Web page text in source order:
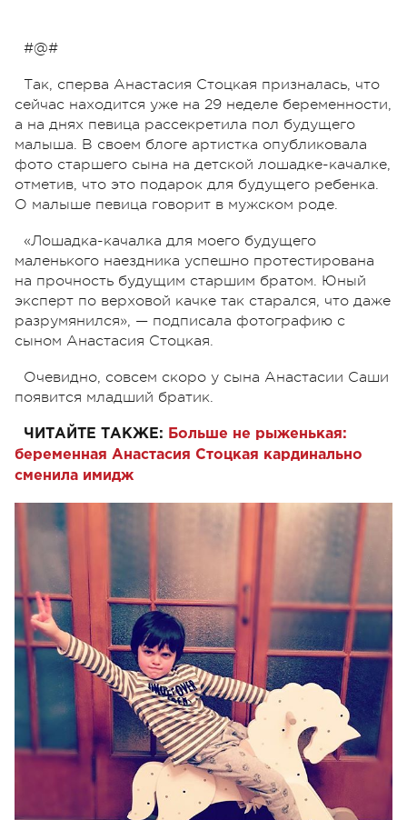
#@#
Так, сперва Анастасия Стоцкая призналась, что
сейчас находится уже на 29 неделе беременности,
а на днях певица рассекретила пол будущего
малыша. В своем блоге артистка опубликовала
фото старшего сына на детской лошадке-качалке,
отметив, что это подарок для будущего ребенка.
О малыше певица говорит в мужском роде.
«Лошадка-качалка для моего будущего
маленького наездника успешно протестирована
на прочность будущим старшим братом. Юный
эксперт по верховой качке так старался, что даже
разрумянился», — подписала фотографию с
сыном Анастасия Стоцкая.
Очевидно, совсем скоро у сына Анастасии Саши
появится младший братик.
ЧИТАЙТЕ ТАКЖЕ: Больше не рыженькая:
беременная Анастасия Стоцкая кардинально
сменила имидж